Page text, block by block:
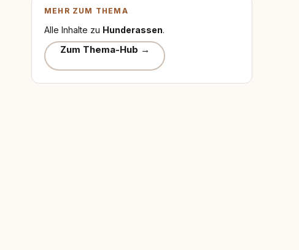
MEHR ZUM THEMA
Alle Inhalte zu Hunderassen.
Zum Thema-Hub →